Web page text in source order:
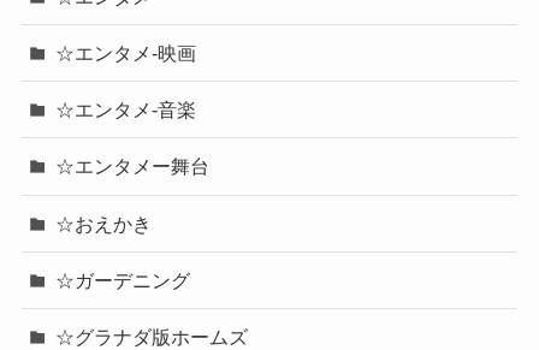
☆エンタメ-映画
☆エンタメ-音楽
☆エンタメー舞台
☆おえかき
☆ガーデニング
☆グラナダ版ホームズ